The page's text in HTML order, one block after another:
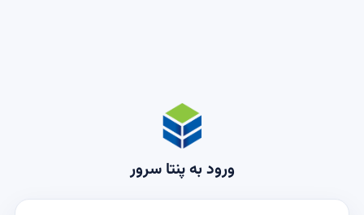
ورود به پنتا سرور